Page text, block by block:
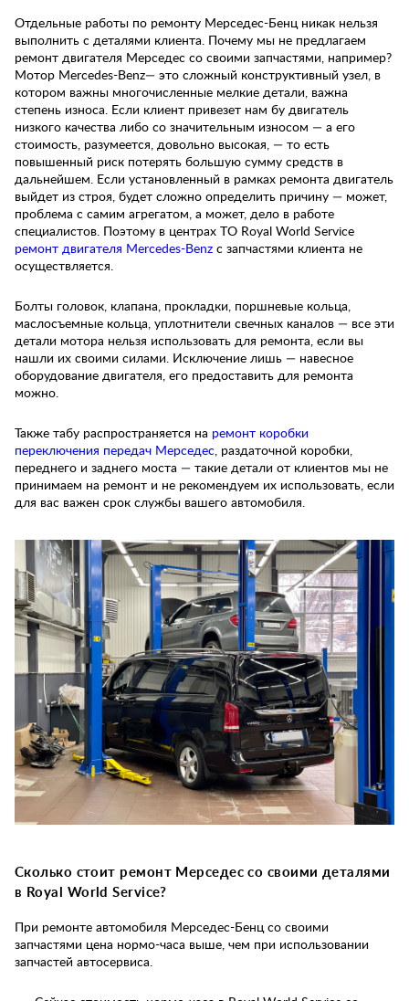
Отдельные работы по ремонту Мерседес-Бенц никак нельзя
выполнить с деталями клиента. Почему мы не предлагаем
ремонт двигателя Мерседес со своими запчастями, например?
Мотор Mercedes-Benz— это сложный конструктивный узел, в
котором важны многочисленные мелкие детали, важна
степень износа. Если клиент привезет нам бу двигатель
низкого качества либо со значительным износом — а его
стоимость, разумеется, довольно высокая, — то есть
повышенный риск потерять большую сумму средств в
дальнейшем. Если установленный в рамках ремонта двигатель
выйдет из строя, будет сложно определить причину — может,
проблема с самим агрегатом, а может, дело в работе
специалистов. Поэтому в центрах ТО Royal World Service
ремонт двигателя Mercedes-Benz с запчастями клиента не
осуществляется.
Болты головок, клапана, прокладки, поршневые кольца,
маслосъемные кольца, уплотнители свечных каналов — все эти
детали мотора нельзя использовать для ремонта, если вы
нашли их своими силами. Исключение лишь — навесное
оборудование двигателя, его предоставить для ремонта
можно.
Также табу распространяется на ремонт коробки
переключения передач Мерседес, раздаточной коробки,
переднего и заднего моста — такие детали от клиентов мы не
принимаем на ремонт и не рекомендуем их использовать, если
для вас важен срок службы вашего автомобиля.
Сколько стоит ремонт Мерседес со своими деталями
в Royal World Service?
При ремонте автомобиля Мерседес-Бенц со своими
запчастями цена нормо-часа выше, чем при использовании
запчастей автосервиса.